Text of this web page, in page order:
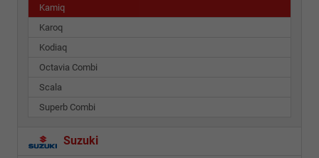
Kamiq
Karoq
Kodiaq
Octavia Combi
Scala
Superb Combi
Suzuki